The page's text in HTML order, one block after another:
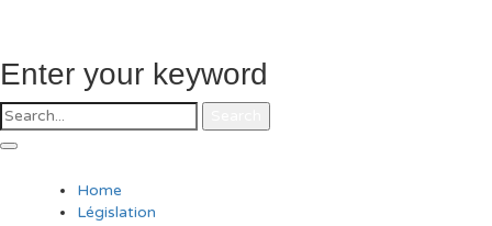
Enter your keyword
Home
Législation